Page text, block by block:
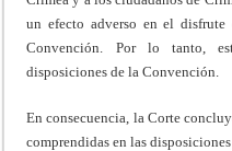
un efecto adverso en el
Convención. Por lo tanto,
disposiciones de la Convención.
En consecuencia, la Corte
comprendidas en las